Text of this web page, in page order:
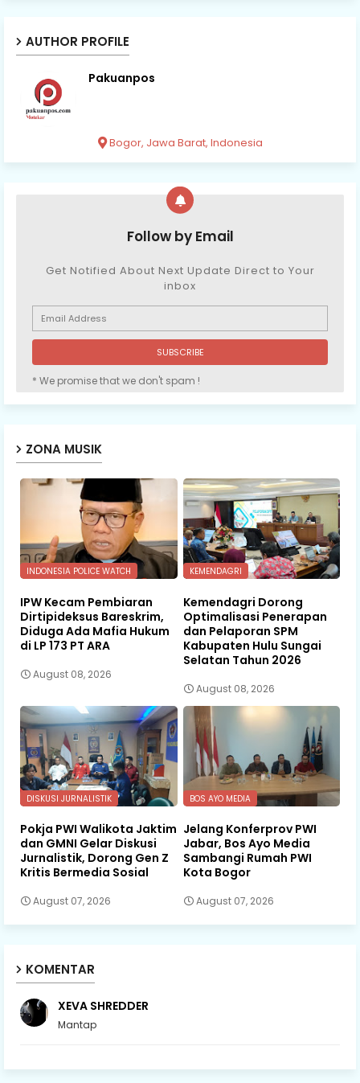
AUTHOR PROFILE
Pakuanpos
Bogor, Jawa Barat, Indonesia
Follow by Email
Get Notified About Next Update Direct to Your
inbox
* We promise that we don't spam !
ZONA MUSIK
INDONESIA POLICE WATCH
IPW Kecam Pembiaran
Dirtipideksus Bareskrim,
Diduga Ada Mafia Hukum
di LP 173 PT ARA
August 08, 2026
KEMENDAGRI
Kemendagri Dorong
Optimalisasi Penerapan
dan Pelaporan SPM
Kabupaten Hulu Sungai
Selatan Tahun 2026
August 08, 2026
DISKUSI JURNALISTIK
Pokja PWI Walikota Jaktim
dan GMNI Gelar Diskusi
Jurnalistik, Dorong Gen Z
Kritis Bermedia Sosial
August 07, 2026
BOS AYO MEDIA
Jelang Konferprov PWI
Jabar, Bos Ayo Media
Sambangi Rumah PWI
Kota Bogor
August 07, 2026
KOMENTAR
XEVA SHREDDER
Mantap